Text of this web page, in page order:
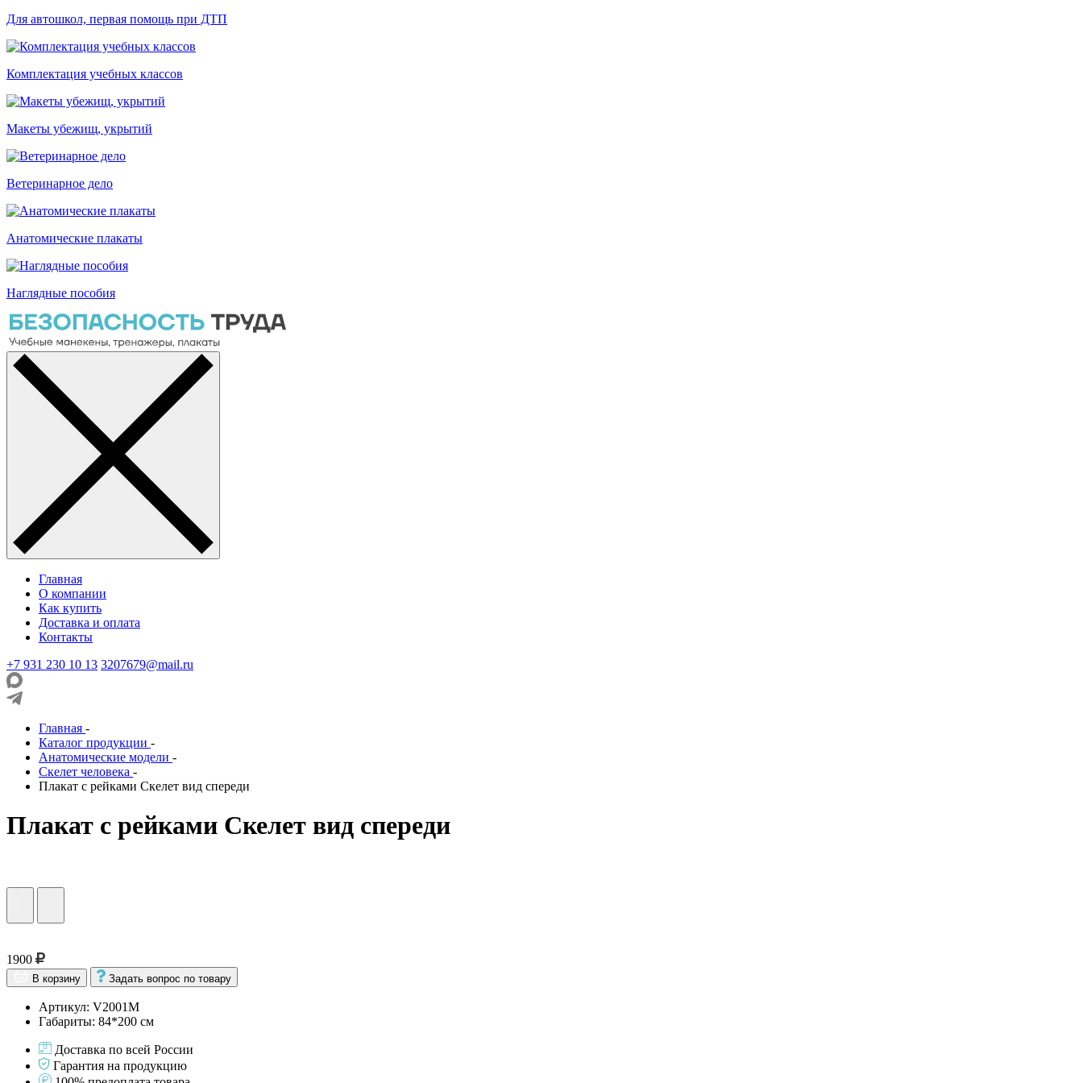
Для автошкол, первая помощь при ДТП
Комплектация учебных классов
Макеты убежищ, укрытий
Ветеринарное дело
Анатомические плакаты
Наглядные пособия
Главная
О компании
Как купить
Доставка и оплата
Контакты
+7 931 230 10 13 3207679@mail.ru
Главная -
Каталог продукции -
Анатомические модели -
Скелет человека -
Плакат с рейками Скелет вид спереди
Плакат с рейками Скелет вид спереди
1900
В корзину Задать вопрос по товару
Артикул: V2001М
Габариты: 84*200 см
Доставка по всей России
Гарантия на продукцию